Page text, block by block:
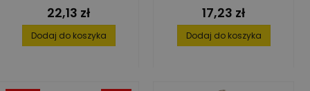
Cena
22,13 zł
Dodaj do koszyka
Cena
17,23 zł
Dodaj do koszyka